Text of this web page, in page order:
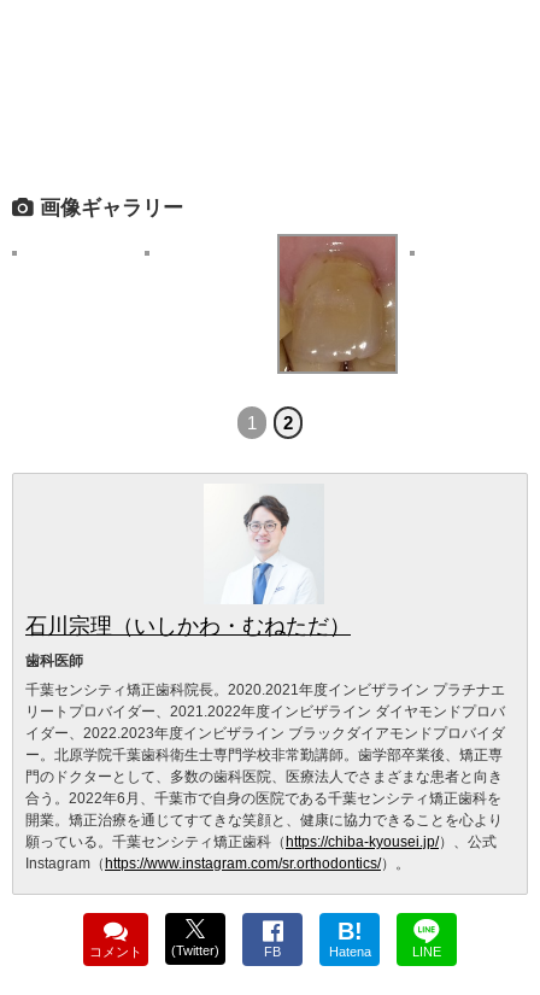
画像ギャラリー
1 2
石川宗理（いしかわ・むねただ）
歯科医師
千葉センシティ矯正歯科院長。2020.2021年度インビザライン プラチナエ
リートプロバイダー、2021.2022年度インビザライン ダイヤモンドプロバ
イダー、2022.2023年度インビザライン ブラックダイアモンドプロバイダ
ー。北原学院千葉歯科衛生士専門学校非常勤講師。歯学部卒業後、矯正専
門のドクターとして、多数の歯科医院、医療法人でさまざまな患者と向き
合う。2022年6月、千葉市で自身の医院である千葉センシティ矯正歯科を
開業。矯正治療を通じてすてきな笑顔と、健康に協力できることを心より
願っている。千葉センシティ矯正歯科（ https://chiba-kyousei.jp/）、公式
Instagram（ https://www.instagram.com/sr.orthodontics/）。
コメント (Twitter) FB
B!
Hatena LINE